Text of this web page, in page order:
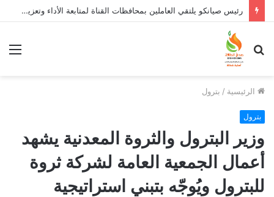
رئيس صيانكو يلتقي العاملين بمحافظات القناة لمتابعة الأداء وتعزيز ثقافة السلامة المهنية
بحث
عن
الرئيسية / بترول
بترول
وزير البترول والثروة المعدنية يشهد
أعمال الجمعية العامة لشركة ثروة
للبترول ويُوجّه بتبني استراتيجية